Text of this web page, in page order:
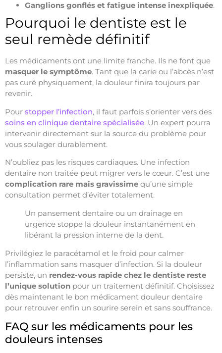
Ganglions gonflés et fatigue intense inexpliquée.
Pourquoi le dentiste est le
seul remède définitif
Les médicaments ont une limite franche. Ils ne font que
masquer le symptôme. Tant que la carie ou l’abcès n’est
pas curé physiquement, la douleur finira toujours par
revenir.
Pour stopper l’infection, il faut parfois s’orienter vers des
soins en clinique dentaire spécialisée. Un expert pourra
intervenir directement sur la source du problème pour
vous soulager durablement.
N’oubliez pas les risques cardiaques. Une infection
dentaire non traitée peut migrer vers le cœur. C’est une
complication rare mais gravissime qu’une simple
consultation permet d’éviter totalement.
Un pansement dentaire ou un drainage en
urgence stoppe la douleur instantanément en
libérant la pression interne de la dent.
Privilégiez le paracétamol et le froid pour calmer
l’inflammation sans masquer d’infection. Si la douleur
persiste, un rendez-vous rapide chez le dentiste reste
l’unique solution pour un traitement définitif. Choisissez
dès maintenant le bon médicament douleur dentaire
pour retrouver enfin un sourire serein et sans souffrance.
FAQ sur les médicaments pour les
douleurs intenses